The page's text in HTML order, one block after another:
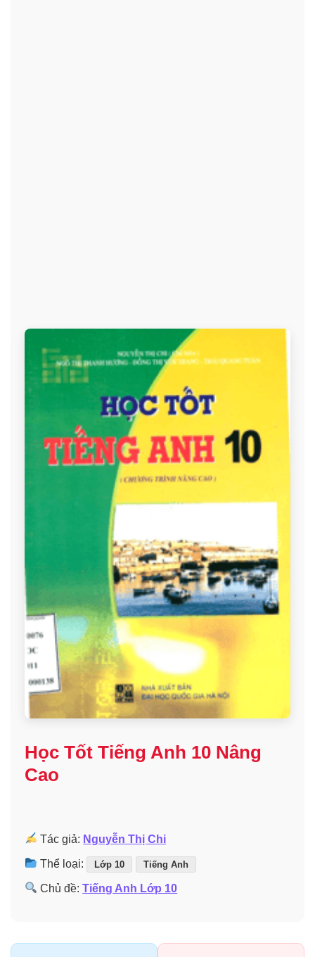
Học Tốt Tiếng Anh 10 Nâng
Cao
Tác giả: Nguyễn Thị Chi
Thể loại: Lớp 10 Tiếng Anh
Chủ đề:Tiếng Anh Lớp 10